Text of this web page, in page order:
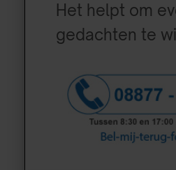
Het helpt om
gedachten te